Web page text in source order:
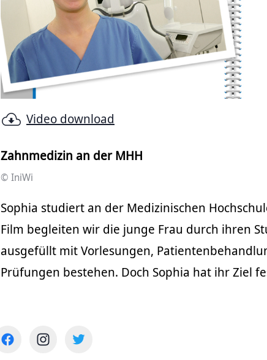
Video download
Zahnmedizin an der MHH
© IniWi
Sophia studiert an der Medizinischen
Film begleiten wir die junge Frau durch ihren
ausgefüllt mit Vorlesungen,
Prüfungen bestehen. Doch Sophia hat ihr Ziel